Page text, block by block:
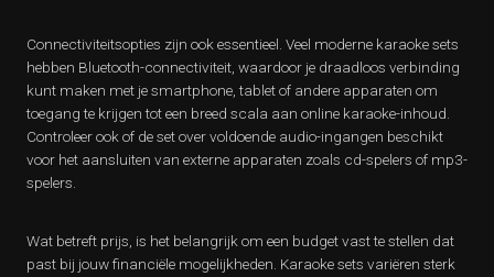
Connectiviteitsopties zijn ook essentieel. Veel moderne karaoke sets
hebben Bluetooth-connectiviteit, waardoor je draadloos verbinding
kunt maken met je smartphone, tablet of andere apparaten om
toegang te krijgen tot een breed scala aan online karaoke-inhoud.
Controleer ook of de set over voldoende audio-ingangen beschikt
voor het aansluiten van externe apparaten zoals cd-spelers of mp3-
spelers.
Wat betreft prijs, is het belangrijk om een budget vast te stellen dat
past bij jouw financiële mogelijkheden. Karaoke sets variëren sterk